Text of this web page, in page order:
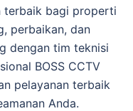
terbaik bagi properti
perbaikan, dan
dengan tim teknisi
BOSS CCTV
pelayanan terbaik
Anda.